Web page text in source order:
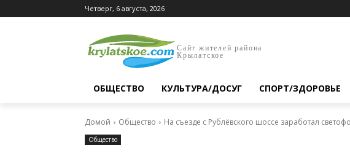
Четверг, 6 августа, 2026
Сайт жителей района
Крылатское
ОБЩЕСТВО КУЛЬТУРА/ДОСУГ СПОРТ/ЗДОРОВЬЕ
Домой Общество На съезде с Рублёвского шоссе заработал
Общество